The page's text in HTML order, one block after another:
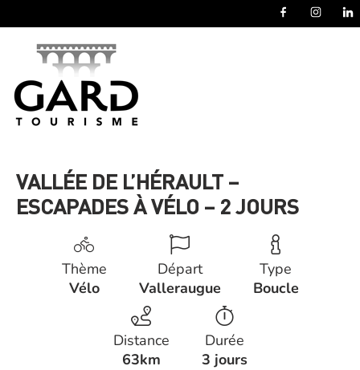
VALLÉE DE L’HÉRAULT –
ESCAPADES À VÉLO – 2 JOURS
Thème
Vélo
Départ
Valleraugue
Type
Boucle
Distance
63km
Durée
3 jours